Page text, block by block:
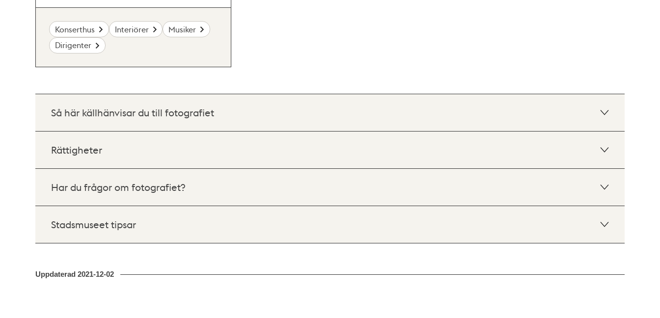
Konserthus Interiörer
Musiker
Dirigenter
Så här källhänvisar du till fotografiet
Rättigheter
Har du frågor om fotografiet?
Stadsmuseet tipsar
Uppdaterad 2021-12-02